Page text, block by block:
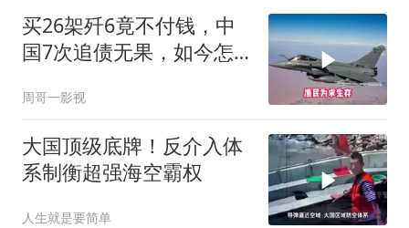
买26架歼6竟不付钱，中
国7次追债无果，如今怎
周哥一影视
大国顶级底牌！反介入体
系制衡超强海空霸权
人生就是要简单